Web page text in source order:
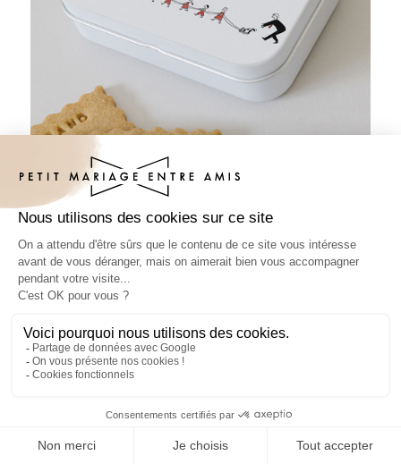
Boîte métal mariage Traîne de la
mariée